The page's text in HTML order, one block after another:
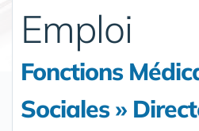
Emploi
Fonctions
Sociales »